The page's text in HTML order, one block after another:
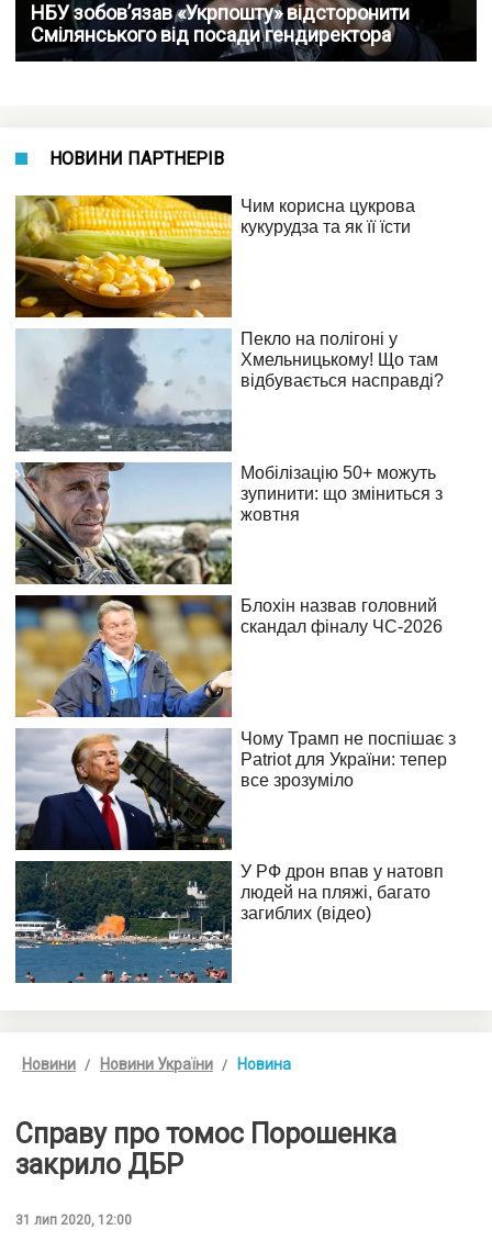
НБУ зобов’язав «Укрпошту» відсторонити
Смілянського від посади гендиректора
НОВИНИ ПАРТНЕРІВ
Новини Новини України Новина
Справу про томос Порошенка
закрило ДБР
31 лип 2020, 12:00